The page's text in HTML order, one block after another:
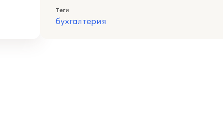
Теги
бухгалтерия